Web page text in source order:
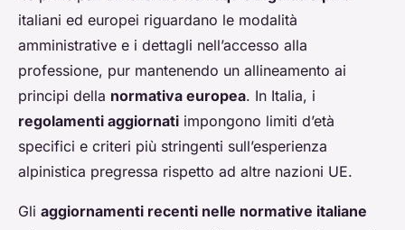
italiani ed europei riguardano le modalità
amministrative e i dettagli nell’accesso alla
professione, pur mantenendo un allineamento ai
principi della normativa europea. In Italia, i
regolamenti aggiornati impongono limiti d’età
specifici e criteri più stringenti sull’esperienza
alpinistica pregressa rispetto ad altre nazioni UE.
Gli aggiornamenti recenti nelle normative italiane